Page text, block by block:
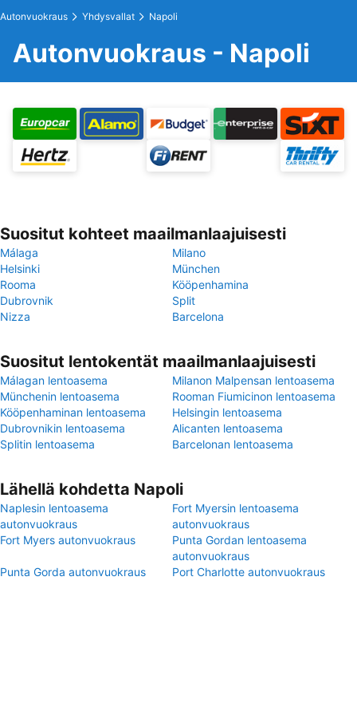
Autonvuokraus Yhdysvallat Napoli
Autonvuokraus - Napoli
Suositut kohteet maailmanlaajuisesti
Málaga
Milano
Helsinki
München
Rooma
Kööpenhamina
Dubrovnik
Split
Nizza
Barcelona
Suositut lentokentät maailmanlaajuisesti
Málagan lentoasema
Milanon Malpensan lentoasema
Münchenin lentoasema
Rooman Fiumicinon lentoasema
Kööpenhaminan lentoasema
Helsingin lentoasema
Dubrovnikin lentoasema
Alicanten lentoasema
Splitin lentoasema
Barcelonan lentoasema
Lähellä kohdetta Napoli
Naplesin lentoasema
autonvuokraus
Fort Myersin lentoasema
autonvuokraus
Fort Myers autonvuokraus
Punta Gordan lentoasema
autonvuokraus
Punta Gorda autonvuokraus
Port Charlotte autonvuokraus